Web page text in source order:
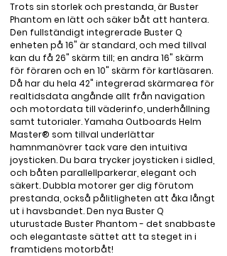
Trots sin storlek och prestanda, är Buster
Phantom en lätt och säker båt att hantera.
Den fullständigt integrerade Buster Q
enheten på 16" är standard, och med tillval
kan du få 26" skärm till; en andra 16" skärm
för föraren och en 10" skärm för kartläsaren.
Då har du hela 42" integrerad skärmarea för
realtidsdata angånde allt från navigation
och motordata till väderinfo, underhållning
samt tutorialer. Yamaha Outboards Helm
Master® som tillval underlättar
hamnmanövrer tack vare den intuitiva
joysticken. Du bara trycker joysticken i sidled,
och båten parallellparkerar, elegant och
säkert. Dubbla motorer ger dig förutom
prestanda, också pålitligheten att åka långt
ut i havsbandet. Den nya Buster Q
uturustade Buster Phantom - det snabbaste
och elegantaste sättet att ta steget in i
framtidens motorbåt!